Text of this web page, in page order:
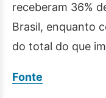
receberam 36%
Brasil, enquanto
do total do que
Fonte